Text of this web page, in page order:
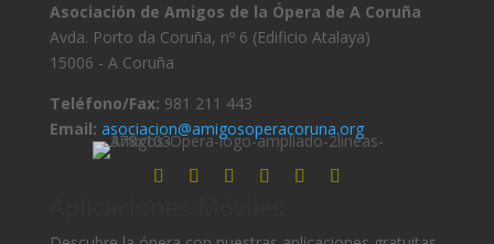
Asociación de Amigos de la Ópera de A Coruña
Avda. Porto da Coruña, nº 6 (Edificio Atalaya)
15006 - A Coruña
Teléfono/Fax: 981 211 443
Email: asociacion@amigosoperacoruna.org